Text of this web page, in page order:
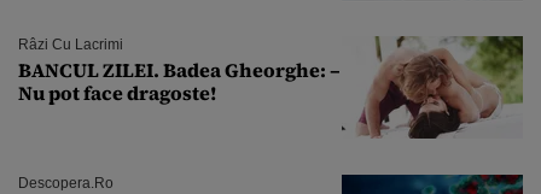
Râzi Cu Lacrimi
BANCUL ZILEI. Badea Gheorghe: –
Nu pot face dragoste!
Descopera.ro